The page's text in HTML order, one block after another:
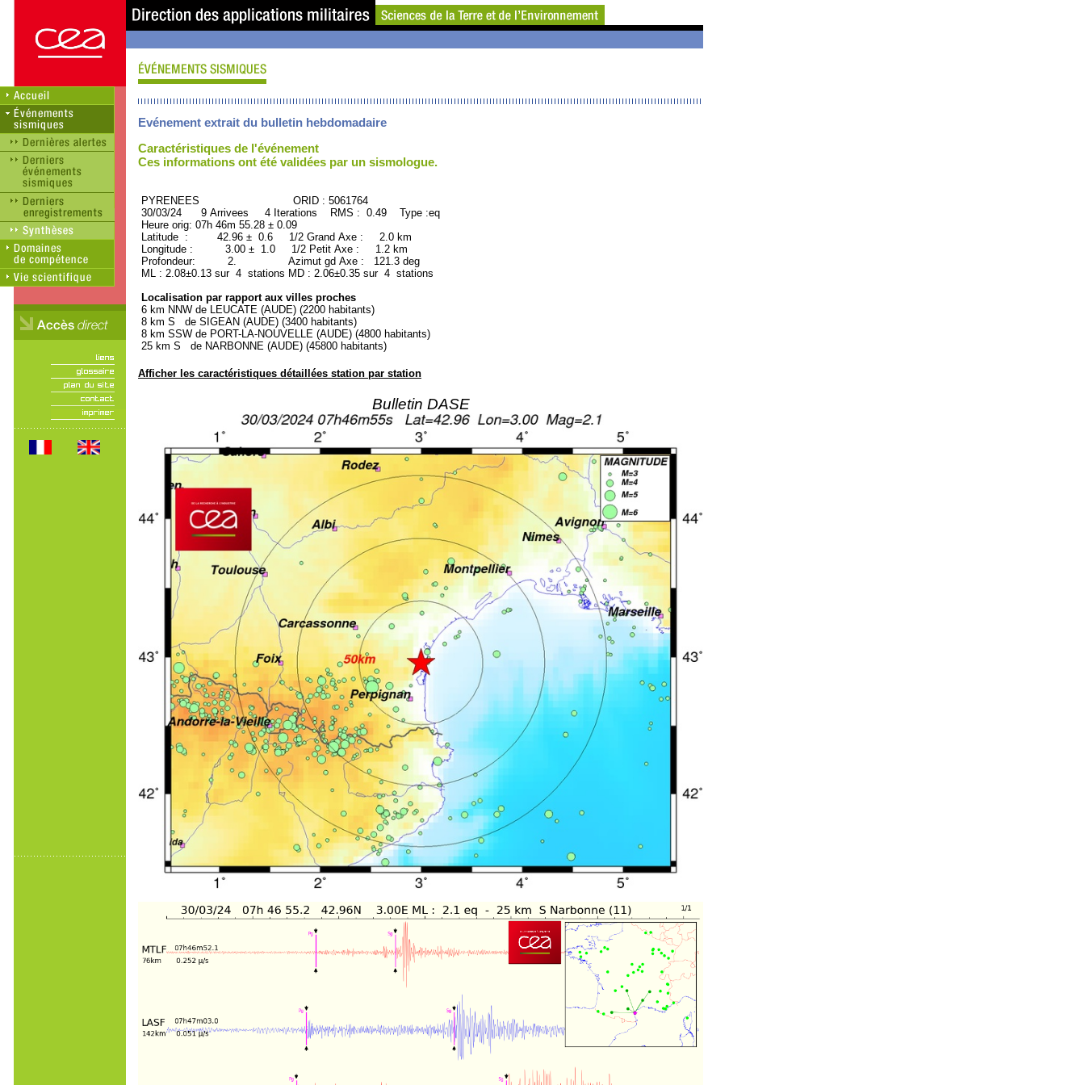
Evénement extrait du bulletin hebdomadaire
Caractéristiques de l'événement
Ces informations ont été validées par un sismologue.
PYRENEES ORID : 5061764
30/03/24 9 Arrivees 4 Iterations RMS : 0.49 Type :eq
Heure orig: 07h 46m 55.28 ± 0.09
Latitude : 42.96 ± 0.6 1/2 Grand Axe : 2.0 km
Longitude : 3.00 ± 1.0 1/2 Petit Axe : 1.2 km
Profondeur: 2. Azimut gd Axe : 121.3 deg
ML : 2.08±0.13 sur 4 stations MD : 2.06±0.35 sur 4 stations
Localisation par rapport aux villes proches
6 km NNW de LEUCATE (AUDE) (2200 habitants)
8 km S de SIGEAN (AUDE) (3400 habitants)
8 km SSW de PORT-LA-NOUVELLE (AUDE) (4800 habitants)
25 km S de NARBONNE (AUDE) (45800 habitants)
Afficher les caractéristiques détaillées station par station
Bulletin DASE